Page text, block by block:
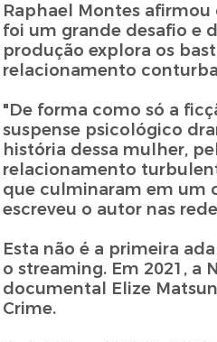
Raphael Montes
foi um grande desafio e
produção explora os
relacionamento
"De forma como só a
suspense psicológico
história dessa mulher,
relacionamento
que culminaram em um
escreveu o autor nas
Esta não é a primeira
o streaming. Em 2021, a
documental Elize
Crime.